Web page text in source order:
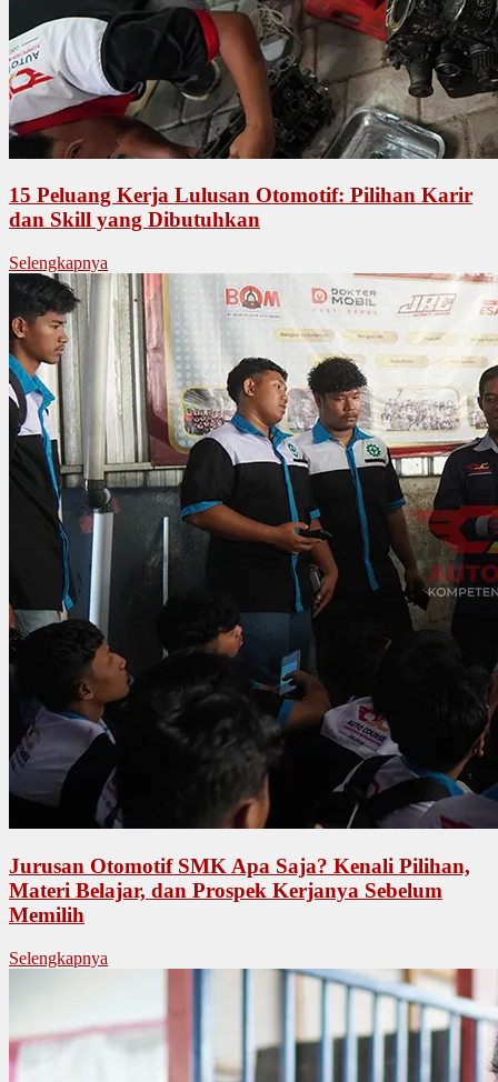
15 Peluang Kerja Lulusan Otomotif: Pilihan Karir
dan Skill yang Dibutuhkan
Selengkapnya
Jurusan Otomotif SMK Apa Saja? Kenali Pilihan,
Materi Belajar, dan Prospek Kerjanya Sebelum
Memilih
Selengkapnya